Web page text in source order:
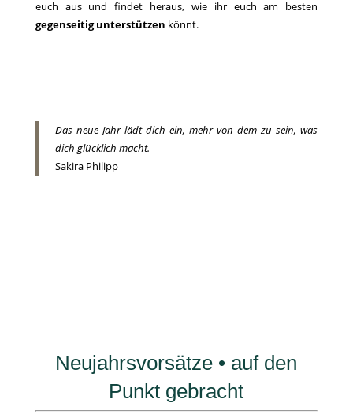
euch aus und findet heraus, wie ihr euch am besten
gegenseitig unterstützen könnt.
Das neue Jahr lädt dich ein, mehr von dem zu sein, was
dich glücklich macht.
Sakira Philipp
Neujahrsvorsätze • auf den
Punkt gebracht